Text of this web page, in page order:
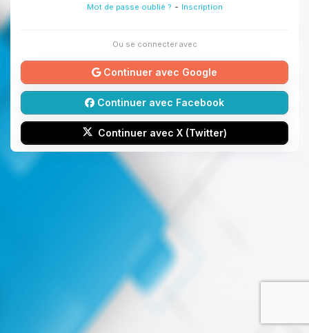
Mot de passe oublié ? - Inscription
Ou se connecter avec
Continuer avec Google
Continuer avec Facebook
Continuer avec X (Twitter)